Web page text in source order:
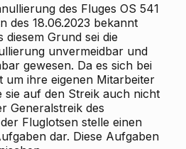
des Fluges OS 541
des 18.06.2023 bekannt
Grund sei die
unvermeidbar und
gewesen. Da es sich bei
um ihre eigenen Mitarbeiter
sie auf den Streik auch nicht
Generalstreik des
Fluglotsen stelle einen
dar. Diese Aufgaben